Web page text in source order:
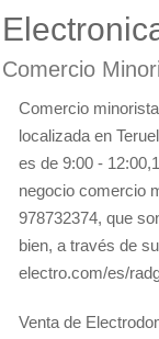
Comercio
Comercio minorista
localizada en
es de 9:00 -
negocio comercio
978732374, que
bien, a través de
electro.com/es/
Venta de